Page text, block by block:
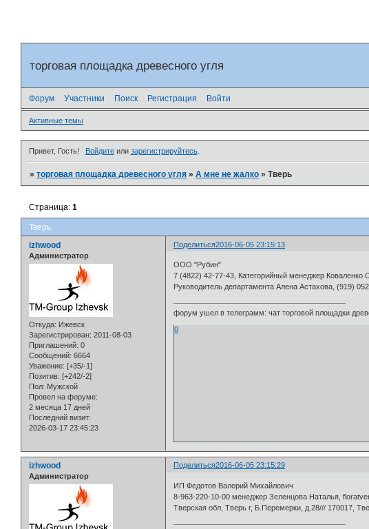
торговая площадка древесного угля
Форум Участники Поиск Регистрация Войти
Активные темы
Привет, Гость! Войдитеили зарегистрируйтесь.
»торговая площадка древесного угля »А мне не жалко »Тверь
Тверь
Страница:1
Поделиться2016-06-05 23:15:13
izhwood
Администратор
Откуда: Ижевск
Зарегистрирован: 2011-08-03
Приглашений: 0
Сообщений: 6664
Уважение: [+35/-1]
Позитив: [+242/-2]
Пол: Мужской
Провел на форуме:
2 месяца 17 дней
Последний визит:
2026-03-17 23:45:23
ООО "Рубин"
7 (4822) 42-77-43, Категорийный менеджер
Руководитель департамента Алена Астахова, (919)
форум ушел в телеграмм: чат торговой площадки
0
Поделиться2016-06-05 23:15:29
izhwood
Администратор
ИП Федотов Валерий Михайлович
8-963-220-10-00 менеджер Зеленцова Наталья,
Тверская обл, Тверь г, Б.Перемерки, д.28/// 170017,